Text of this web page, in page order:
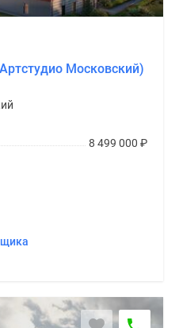
Московский)
8 499 000 ₽